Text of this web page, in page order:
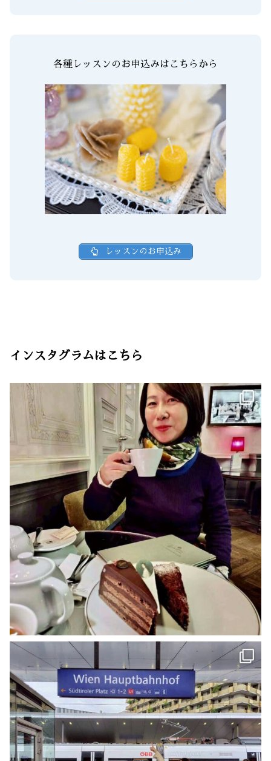
各種レッスンのお申込みはこちらから
レッスンのお申込み
インスタグラムはこちら